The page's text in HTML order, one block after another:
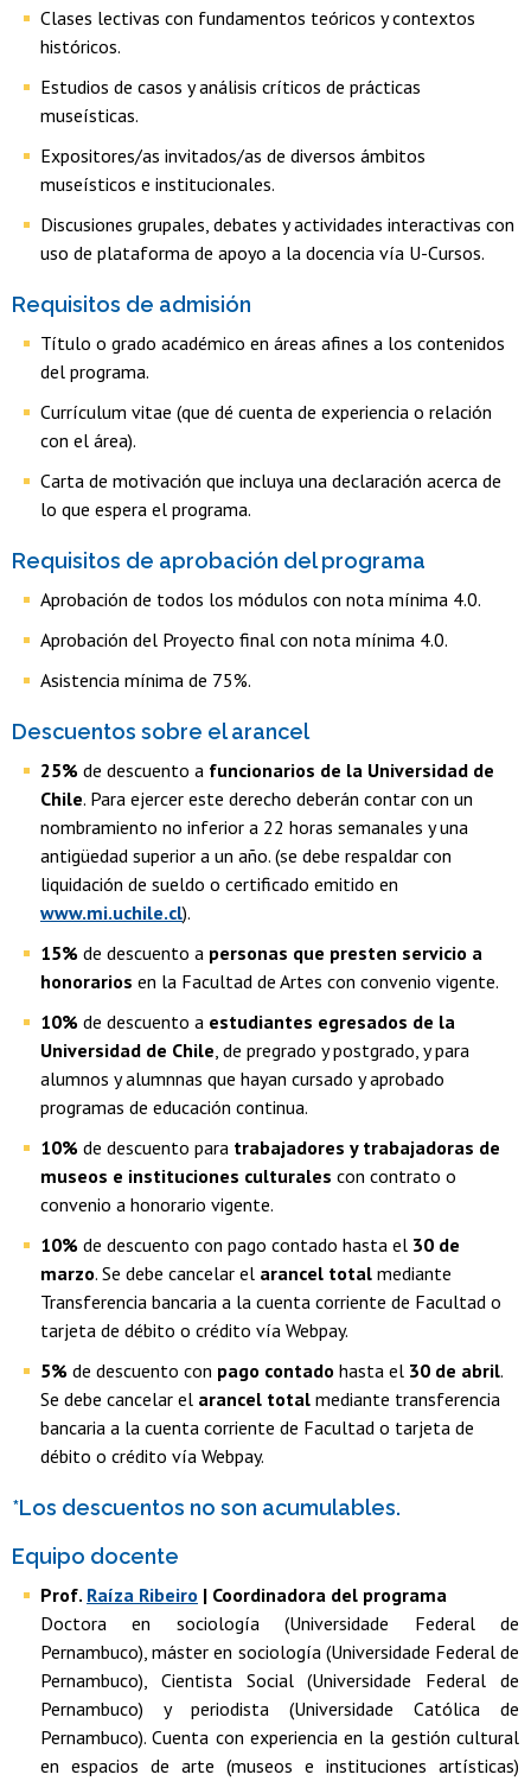
Clases lectivas con fundamentos teóricos y contextos
históricos.
Estudios de casos y análisis críticos de prácticas
museísticas.
Expositores/as invitados/as de diversos ámbitos
museísticos e institucionales.
Discusiones grupales, debates y actividades interactivas con
uso de plataforma de apoyo a la docencia vía U-Cursos.
Requisitos de admisión
Título o grado académico en áreas afines a los contenidos
del programa.
Currículum vitae (que dé cuenta de experiencia o relación
con el área).
Carta de motivación que incluya una declaración acerca de
lo que espera el programa.
Requisitos de aprobación del programa
Aprobación de todos los módulos con nota mínima 4.0.
Aprobación del Proyecto final con nota mínima 4.0.
Asistencia mínima de 75%.
Descuentos sobre el arancel
25% de descuento a funcionarios de la Universidad de
Chile. Para ejercer este derecho deberán contar con un
nombramiento no inferior a 22 horas semanales y una
antigüedad superior a un año. (se debe respaldar con
liquidación de sueldo o certificado emitido en
www.mi.uchile.cl).
15% de descuento a personas que presten servicio a
honorarios en la Facultad de Artes con convenio vigente.
10% de descuento a estudiantes egresados de la
Universidad de Chile, de pregrado y postgrado, y para
alumnos y alumnnas que hayan cursado y aprobado
programas de educación continua.
10% de descuento para trabajadores y trabajadoras de
museos e instituciones culturales con contrato o
convenio a honorario vigente.
10% de descuento con pago contado hasta el 30 de
marzo. Se debe cancelar el arancel total mediante
Transferencia bancaria a la cuenta corriente de Facultad o
tarjeta de débito o crédito vía Webpay.
5% de descuento con pago contado hasta el 30 de abril.
Se debe cancelar el arancel total mediante transferencia
bancaria a la cuenta corriente de Facultad o tarjeta de
débito o crédito vía Webpay.
*Los descuentos no son acumulables.
Equipo docente
Prof. Raíza Ribeiro | Coordinadora del programa
Doctora en sociología (Universidade Federal de
Pernambuco), máster en sociología (Universidade Federal de
Pernambuco), Cientista Social (Universidade Federal de
Pernambuco) y periodista (Universidade Católica de
Pernambuco). Cuenta con experiencia en la gestión cultural
en espacios de arte (museos e instituciones artísticas)